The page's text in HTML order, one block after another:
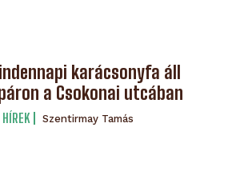
karácsonyfa áll
a Csokonai utcában
HÍREK Szentirmay Tamás